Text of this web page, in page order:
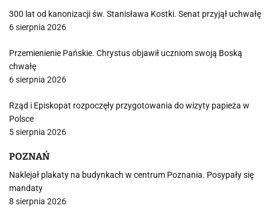
300 lat od kanonizacji św. Stanisława Kostki. Senat przyjął uchwałę
6 sierpnia 2026
Przemienienie Pańskie. Chrystus objawił uczniom swoją Boską
chwałę
6 sierpnia 2026
Rząd i Episkopat rozpoczęły przygotowania do wizyty papieża w
Polsce
5 sierpnia 2026
POZNAŃ
Naklejał plakaty na budynkach w centrum Poznania. Posypały się
mandaty
8 sierpnia 2026